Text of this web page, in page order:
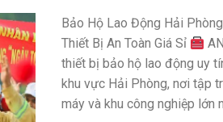
Bảo Hộ Lao Động Hải
Thiết Bị An Toàn Giá Sỉ
thiết bị bảo hộ lao động uy
khu vực Hải Phòng, nơi tập
máy và khu công nghiệp lớn